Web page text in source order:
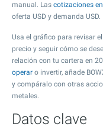
manual. Las cotizaciones
oferta USD y demanda USD.
Usa el gráfico para revisar
precio y seguir cómo se
relación con tu cartera en
operar o invertir, añade
y compáralo con otras
metales.
Datos clave